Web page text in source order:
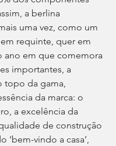
a berlina
uma vez, como um
requinte, quer em
ano em que comemora
importantes, a
topo da gama,
da marca: o
a excelência da
de construção
‘bem-vindo a casa’,